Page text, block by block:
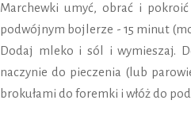
Marchewki umyć, obrać i
podwójnym bojlerze - 15 minut
Dodaj mleko i sól i wymieszaj.
naczynie do pieczenia (lub
brokułami do foremki i włóż do